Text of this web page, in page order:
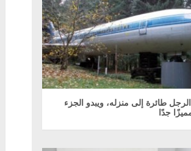
طائرة إلى منزله، ويبدو الجزء
جدًا